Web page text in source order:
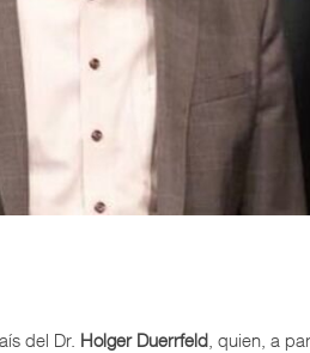
del Dr. Holger Duerrfeld , quien, a
Corredor del Istmo destraba
04 AGO 2026
ASPA pide bloquear eventual
04 AGO 2026